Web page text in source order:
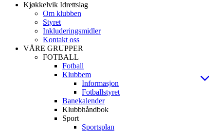
Kjøkkelvik Idrettslag
Om klubben
Styret
Inkluderingsmidler
Kontakt oss
VÅRE GRUPPER
FOTBALL
Fotball
Klubbem
Informasjon
Fotballstyret
Banekalender
Klubbhåndbok
Sport
Sportsplan